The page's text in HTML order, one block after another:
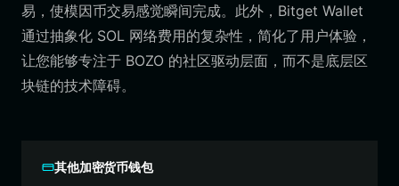
易，使模因币交易感觉瞬间完成。此外，Bitget Wallet
通过抽象化 SOL 网络费用的复杂性，简化了用户体验，
让您能够专注于 BOZO 的社区驱动层面，而不是底层区
块链的技术障碍。
其他加密货币钱包